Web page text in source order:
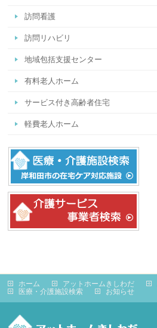
訪問看護
訪問リハビリ
地域包括支援センター
有料老人ホーム
サービス付き高齢者住宅
軽費老人ホーム
ホーム アットホームきしわだ
医療・介護施設検索
お知らせ